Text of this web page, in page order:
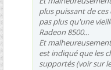
plus puissant de
pas plus qu'une
Radeon 8500...
Et
est indiqué que les
supportés (voir sur